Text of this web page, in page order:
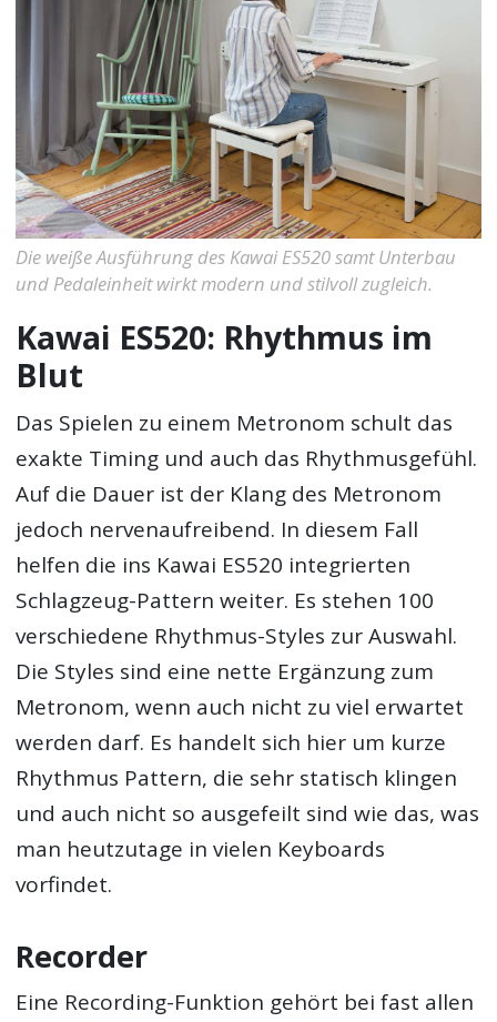
Die weiße Ausführung des Kawai ES520 samt Unterbau
und Pedaleinheit wirkt modern und stilvoll zugleich.
Kawai ES520: Rhythmus im
Blut
Das Spielen zu einem Metronom schult das
exakte Timing und auch das Rhythmusgefühl.
Auf die Dauer ist der Klang des Metronom
jedoch nervenaufreibend. In diesem Fall
helfen die ins Kawai ES520 integrierten
Schlagzeug-Pattern weiter. Es stehen 100
verschiedene Rhythmus-Styles zur Auswahl.
Die Styles sind eine nette Ergänzung zum
Metronom, wenn auch nicht zu viel erwartet
werden darf. Es handelt sich hier um kurze
Rhythmus Pattern, die sehr statisch klingen
und auch nicht so ausgefeilt sind wie das, was
man heutzutage in vielen Keyboards
vorfindet.
Recorder
Eine Recording-Funktion gehört bei fast allen